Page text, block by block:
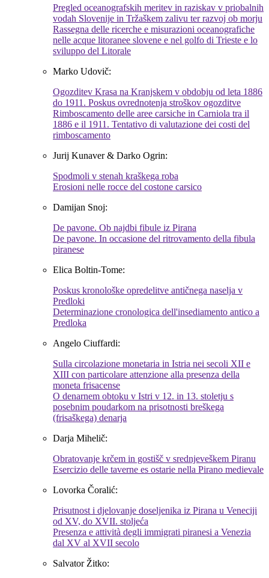
Pregled oceanografskih meritev in raziskav v priobalnih
vodah Slovenije in Tržaškem zalivu ter razvoj ob morju
Rassegna delle ricerche e misurazioni oceanografiche
nelle acque litoranee slovene e nel golfo di Trieste e lo
sviluppo del Litorale
Marko Udovič:
Ogozditev Krasa na Kranjskem v obdobju od leta 1886
do 1911. Poskus ovrednotenja stroškov ogozditve
Rimboscamento delle aree carsiche in Carniola tra il
1886 e il 1911. Tentativo di valutazione dei costi del
rimboscamento
Jurij Kunaver & Darko Ogrin:
Spodmoli v stenah kraškega roba
Erosioni nelle rocce del costone carsico
Damijan Snoj:
De pavone. Ob najdbi fibule iz Pirana
De pavone. In occasione del ritrovamento della fibula
piranese
Elica Boltin-Tome:
Poskus kronološke opredelitve antičnega naselja v
Predloki
Determinazione cronologica dell'insediamento antico a
Predloka
Angelo Ciuffardi:
Sulla circolazione monetaria in Istria nei secoli XII e
XIII con particolare attenzione alla presenza della
moneta frisacense
O denarnem obtoku v Istri v 12. in 13. stoletju s
posebnim poudarkom na prisotnosti breškega
(frisaškega) denarja
Darja Mihelič:
Obratovanje krčem in gostišč v srednjeveškem Piranu
Esercizio delle taverne es ostarie nella Pirano medievale
Lovorka Čoralić:
Prisutnost i djelovanje doseljenika iz Pirana u Veneciji
od XV, do XVII. stoljeća
Presenza e attività degli immigrati piranesi a Venezia
dal XV al XVII secolo
Salvator Žitko: